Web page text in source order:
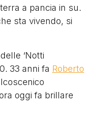
a pancia in su.
sta vivendo, si
‘Notti
33 anni fa Roberto
oggi fa brillare